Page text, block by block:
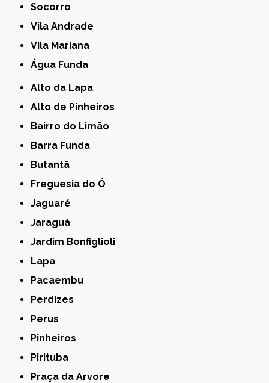
Socorro
Vila Andrade
Vila Mariana
Água Funda
Alto da Lapa
Alto de Pinheiros
Bairro do Limão
Barra Funda
Butantã
Freguesia do Ó
Jaguaré
Jaraguá
Jardim Bonfiglioli
Lapa
Pacaembu
Perdizes
Perus
Pinheiros
Pirituba
Praça da Arvore